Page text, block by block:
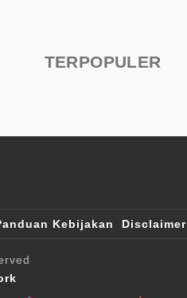
TERPOPULER
Kebijakan Disclaimer